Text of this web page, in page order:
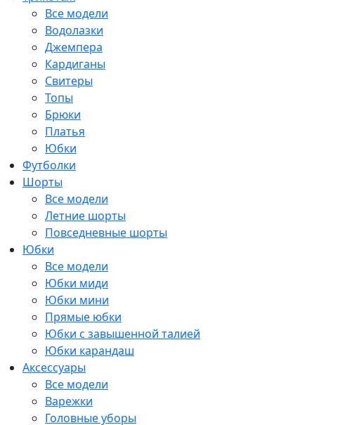
Все модели
Водолазки
Джемпера
Кардиганы
Свитеры
Топы
Брюки
Платья
Юбки
Футболки
Шорты
Все модели
Летние шорты
Повседневные шорты
Юбки
Все модели
Юбки миди
Юбки мини
Прямые юбки
Юбки с завышенной талией
Юбки карандаш
Аксессуары
Все модели
Варежки
Головные уборы